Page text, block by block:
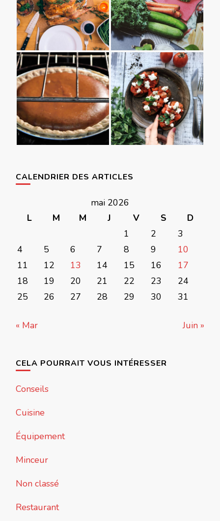
CALENDRIER DES ARTICLES
mai 2026
L
M M J V S
D
1
2
3
4
5 6 7 8 9
10
11
12 13 14 15 16
17
18
19 20 21 22 23
24
25
26 27 28 29 30 31
« Mar Juin »
CELA POURRAIT VOUS INTÉRESSER
Conseils
Cuisine
Équipement
Minceur
Non classé
Restaurant